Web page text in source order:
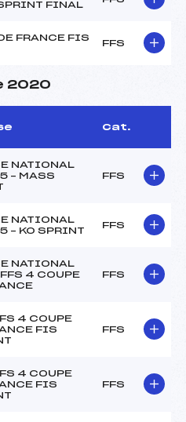
FINAL
FRANCE FIS
FFS
2020
Cat.
NATIONAL
– MASS
FFS
NATIONAL
– KO SPRINT
FFS
NATIONAL
FFS 4 COUPE
FFS
4 COUPE
FIS
FFS
4 COUPE
FIS
FFS